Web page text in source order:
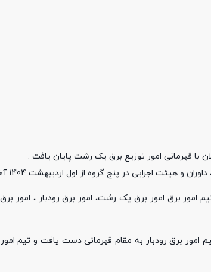
چهار تیم امور برق امور برق یک رشت، امور برق رودبار ،
برق رودبار به مقام قهرمانی دست یافت و تیم امور